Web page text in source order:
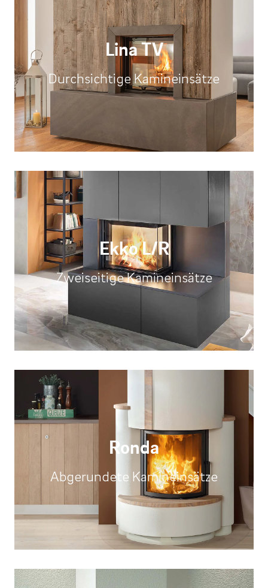
Lina TV
Durchsichtige Kamineinsätze
Ekko L/R
Zweiseitige Kamineinsätze
Ronda
Abgerundete Kamineinsätze